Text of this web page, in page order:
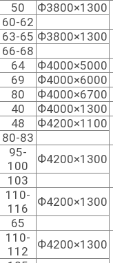
50
Ф3800×1300
60-62
63-65 Ф3800×1300
66-68
64
Ф4000×5000
69
Ф4000×6000
80
Ф4000×6700
40
Ф4000×1300
48
Ф4200×1100
80-83
95-
100
Ф4200×1300
103
110-
116
Ф4200×1300
65
110-
112
Ф4200×1300